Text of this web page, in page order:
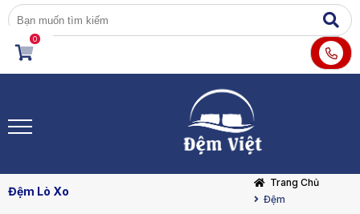
0
Đệm Lò Xo
Trang Chủ
Đệm